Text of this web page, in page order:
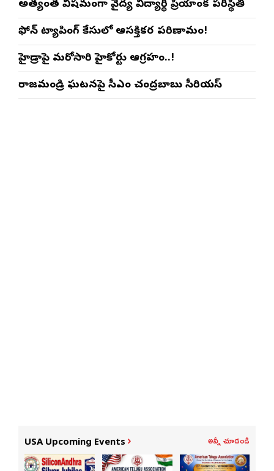
అత్యంత విషమంగా వైద్య విద్యార్థిని ప్రియాంక పరిస్థితి
ఫోన్ ట్యాపింగ్ కేసులో ఆసక్తికర పరిణామం!
హైడ్రాపై మరోసారి హైకోర్టు ఆగ్రహం..!
రాజమండ్రి ఘటనపై సీఎం చంద్రబాబు సీరియస్
USA Upcoming Events అన్నీ చూడండి